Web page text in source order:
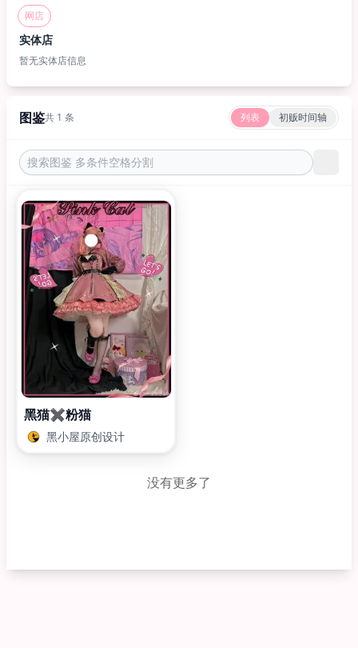
网店
实体店
暂无实体店信息
图鉴共 1 条 列表 初贩时间轴
黑猫✖️粉猫
黑小屋原创设计
没有更多了